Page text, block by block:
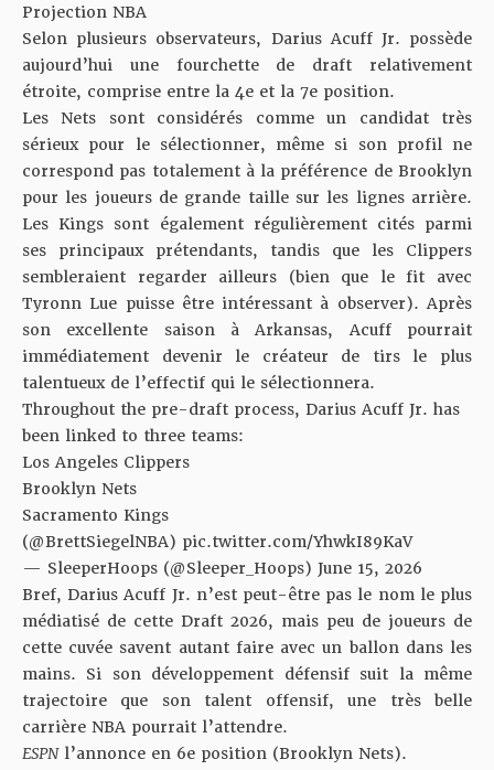
Projection NBA
Selon plusieurs observateurs, Darius Acuff Jr. possède
aujourd’hui une fourchette de draft relativement
étroite, comprise entre la 4e et la 7e position.
Les Nets sont considérés comme un candidat très
sérieux pour le sélectionner, même si son profil ne
correspond pas totalement à la préférence de Brooklyn
pour les joueurs de grande taille sur les lignes arrière.
Les Kings sont également régulièrement cités parmi
ses principaux prétendants, tandis que les Clippers
sembleraient regarder ailleurs (bien que le fit avec
Tyronn Lue puisse être intéressant à observer). Après
son excellente saison à Arkansas, Acuff pourrait
immédiatement devenir le créateur de tirs le plus
talentueux de l’effectif qui le sélectionnera.
Throughout the pre-draft process, Darius Acuff Jr. has
been linked to three teams:
Los Angeles Clippers
Brooklyn Nets
Sacramento Kings
(@BrettSiegelNBA) pic.twitter.com/YhwkI89KaV
— SleeperHoops (@Sleeper_Hoops) June 15, 2026
Bref, Darius Acuff Jr. n’est peut-être pas le nom le plus
médiatisé de cette Draft 2026, mais peu de joueurs de
cette cuvée savent autant faire avec un ballon dans les
mains. Si son développement défensif suit la même
trajectoire que son talent offensif, une très belle
carrière NBA pourrait l’attendre.
ESPNl’annonce en 6e position (Brooklyn Nets).